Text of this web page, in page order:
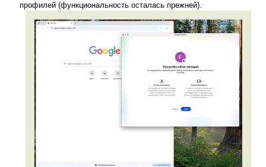
профилей (функциональность осталась прежней).